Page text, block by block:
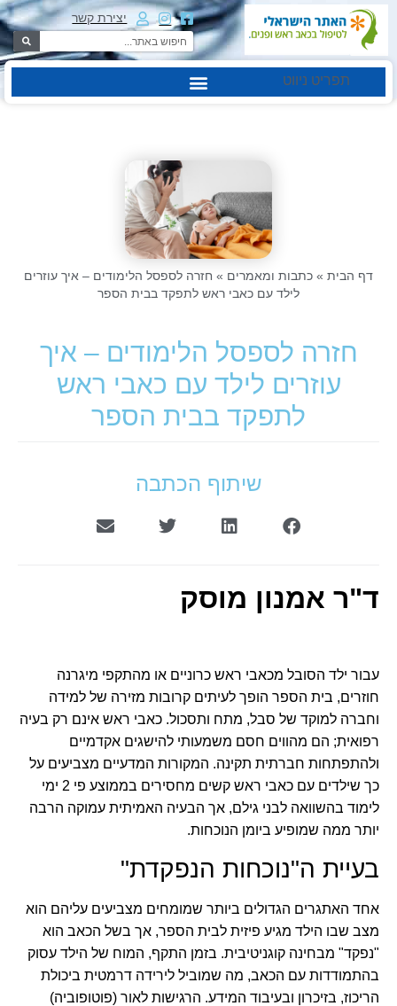
יצירת קשר
תפריט ניווט
דף הבית » כתבות ומאמרים » חזרה לספסל הלימודים – איך עוזרים
לילד עם כאבי ראש לתפקד בבית הספר
חזרה לספסל הלימודים – איך
עוזרים לילד עם כאבי ראש
לתפקד בבית הספר
שיתוף הכתבה
ד"ר אמנון מוסק
עבור ילד הסובל מכאבי ראש כרוניים או מהתקפי מיגרנה
חוזרים, בית הספר הופך לעיתים קרובות מזירה של למידה
וחברה למוקד של סבל, מתח ותסכול. כאבי ראש אינם רק בעיה
רפואית; הם מהווים חסם משמעותי להישגים אקדמיים
ולהתפתחות חברתית תקינה. המקורות המדעיים מצביעים על
כך שילדים עם כאבי ראש קשים מחסירים בממוצע פי 2 ימי
לימוד בהשוואה לבני גילם, אך הבעיה האמיתית עמוקה הרבה
יותר ממה שמופיע ביומן הנוכחות.
בעיית ה"נוכחות הנפקדת"
אחד האתגרים הגדולים ביותר שמומחים מצביעים עליהם הוא
מצב שבו הילד מגיע פיזית לבית הספר, אך בשל הכאב הוא
"נפקד" מבחינה קוגניטיבית. בזמן התקף, המוח של הילד עסוק
בהתמודדות עם הכאב, מה שמוביל לירידה דרמטית ביכולת
הריכוז, בזיכרון ובעיבוד המידע. הרגישות לאור (פוטופוביה)